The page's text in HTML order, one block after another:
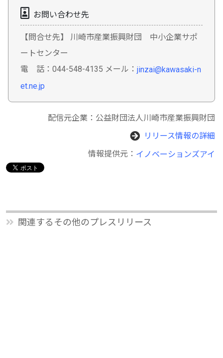
お問い合わせ先
【問合せ先】 川崎市産業振興財団 中小企業サポ
ートセンター
電 話：044-548-4135 メール： jinzai@kawasaki-n
et.ne.jp
配信元企業：公益財団法人川崎市産業振興財団
リリース情報の詳細
情報提供元： イノベーションズアイ
関連するその他のプレスリリース